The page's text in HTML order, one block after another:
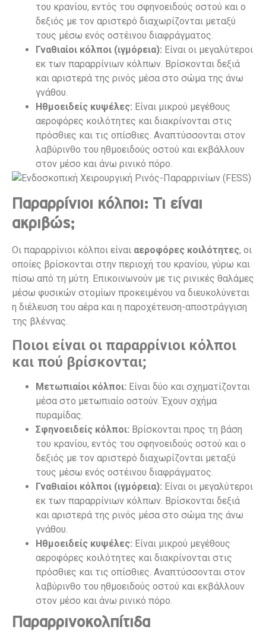
του κρανίου, εντός του σφηνοειδούς οστού και ο
δεξιός με τον αριστερό διαχωρίζονται μεταξύ
τους μέσω ενός οστέινου διαφράγματος.
Γναθιαίοι κόλποι (ιγμόρεια): Είναι οι μεγαλύτεροι
εκ των παραρρίνιων κόλπων. Βρίσκονται δεξιά
και αριστερά της ρινός μέσα στο σώμα της άνω
γνάθου.
Ηθμοειδείς κυψέλες: Είναι μικρού μεγέθους
αεροφόρες κοιλότητες και διακρίνονται στις
πρόσθιες και τις οπίσθιες. Αναπτύσσονται στον
λαβύρινθο του ηθμοειδούς οστού και εκβάλλουν
στον μέσο και άνω ρινικό πόρο.
Παραρρίνιοι κόλποι: Τι είναι
ακριβώς;
Οι παραρρίνιοι κόλποι είναι αεροφόρες κοιλότητες, οι
οποίες βρίσκονται στην περιοχή του κρανίου, γύρω και
πίσω από τη μύτη. Επικοινωνούν με τις ρινικές θαλάμες
μέσω φυσικών στομίων προκειμένου να διευκολύνεται
η διέλευση του αέρα και η παροχέτευση-αποστράγγιση
της βλέννας.
Ποιοι είναι οι παραρρίνιοι κόλποι
και πού βρίσκονται;
Μετωπιαίοι κόλποι: Είναι δύο και σχηματίζονται
μέσα στο μετωπιαίο οστούν. Έχουν σχήμα
πυραμίδας.
Σφηνοειδείς κόλποι: Βρίσκονται προς τη βάση
του κρανίου, εντός του σφηνοειδούς οστού και ο
δεξιός με τον αριστερό διαχωρίζονται μεταξύ
τους μέσω ενός οστέινου διαφράγματος.
Γναθιαίοι κόλποι (ιγμόρεια): Είναι οι μεγαλύτεροι
εκ των παραρρίνιων κόλπων. Βρίσκονται δεξιά
και αριστερά της ρινός μέσα στο σώμα της άνω
γνάθου.
Ηθμοειδείς κυψέλες: Είναι μικρού μεγέθους
αεροφόρες κοιλότητες και διακρίνονται στις
πρόσθιες και τις οπίσθιες. Αναπτύσσονται στον
λαβύρινθο του ηθμοειδούς οστού και εκβάλλουν
στον μέσο και άνω ρινικό πόρο.
Παραρρινοκολπίτιδα